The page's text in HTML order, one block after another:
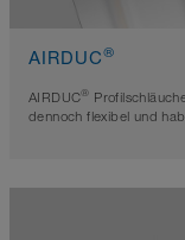
AIRDUC®
AIRDUC®
dennoch flexibel und